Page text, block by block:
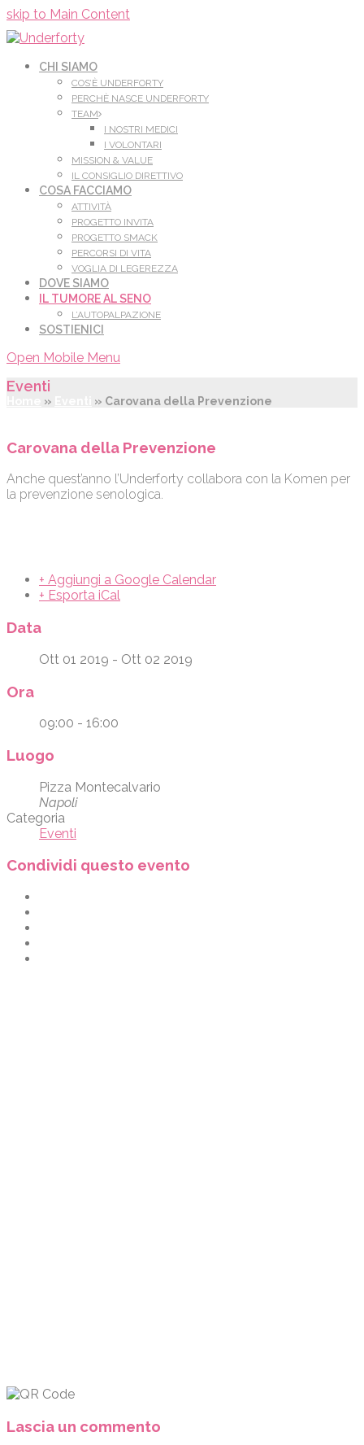
skip to Main Content
CHI SIAMO
COS’È UNDERFORTY
PERCHÈ NASCE UNDERFORTY
TEAM
I NOSTRI MEDICI
I VOLONTARI
MISSION & VALUE
IL CONSIGLIO DIRETTIVO
COSA FACCIAMO
ATTIVITÀ
PROGETTO INVITA
PROGETTO SMACK
PERCORSI DI VITA
VOGLIA DI LEGEREZZA
DOVE SIAMO
IL TUMORE AL SENO
L’AUTOPALPAZIONE
SOSTIENICI
Open Mobile Menu
Eventi
» » Carovana della Prevenzione
Carovana della Prevenzione
Anche quest’anno l’Underforty collabora con la Komen per
la prevenzione senologica.
+ Aggiungi a Google Calendar
+ Esporta iCal
Data
Ott 01 2019 - Ott 02 2019
Ora
09:00 - 16:00
Luogo
Pizza Montecalvario
Napoli
Categoria
Eventi
Condividi questo evento
Lascia un commento